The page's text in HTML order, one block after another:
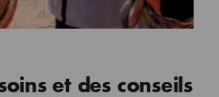
et des conseils